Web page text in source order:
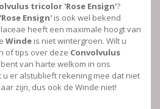
tricolor 'Rose Ensign'?
Ensign' is ook wel bekend
heeft een maximale hoogt van
Winde is niet wintergroen. Wilt u
of tips over deze Convolvulus
bent van harte welkom in ons
u er alstublieft rekening mee dat niet
zijn, dus ook de Winde niet!